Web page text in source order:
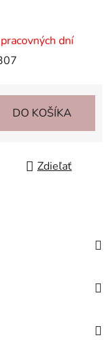
dní
DO KOŠÍKA
Zdieľať